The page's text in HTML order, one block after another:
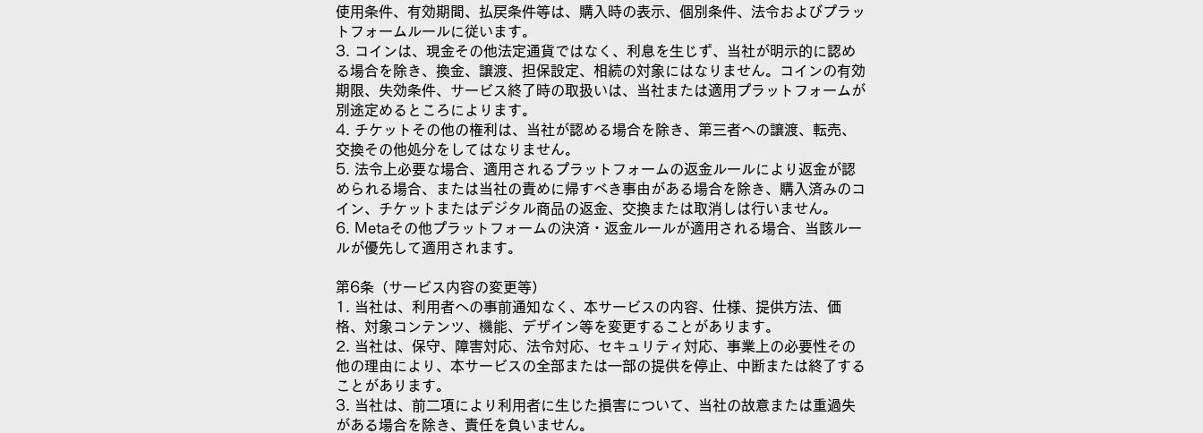
使用条件、有効期間、払戻条件等は、購入時の表示、個別条件、法令およびプラッ
トフォームルールに従います。
3. コインは、現金その他法定通貨ではなく、利息を生じず、当社が明示的に認め
る場合を除き、換金、譲渡、担保設定、相続の対象にはなりません。コインの有効
期限、失効条件、サービス終了時の取扱いは、当社または適用プラットフォームが
別途定めるところによります。
4. チケットその他の権利は、当社が認める場合を除き、第三者への譲渡、転売、
交換その他処分をしてはなりません。
5. 法令上必要な場合、適用されるプラットフォームの返金ルールにより返金が認
められる場合、または当社の責めに帰すべき事由がある場合を除き、購入済みのコ
イン、チケットまたはデジタル商品の返金、交換または取消しは行いません。
6. Metaその他プラットフォームの決済・返金ルールが適用される場合、当該ルー
ルが優先して適用されます。
第6条（サービス内容の変更等）
1. 当社は、利用者への事前通知なく、本サービスの内容、仕様、提供方法、価
格、対象コンテンツ、機能、デザイン等を変更することがあります。
2. 当社は、保守、障害対応、法令対応、セキュリティ対応、事業上の必要性その
他の理由により、本サービスの全部または一部の提供を停止、中断または終了する
ことがあります。
3. 当社は、前二項により利用者に生じた損害について、当社の故意または重過失
がある場合を除き、責任を負いません。